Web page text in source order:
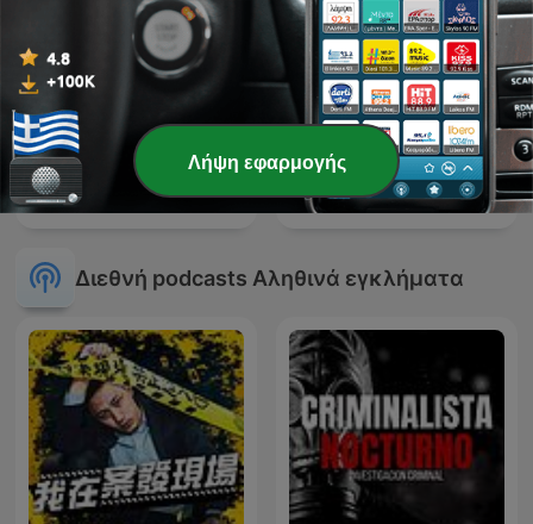
100% HONDELATTE True Crime Documentary
Διεθνή podcasts Αληθινά εγκλήματα
Λήψη εφαρμογής